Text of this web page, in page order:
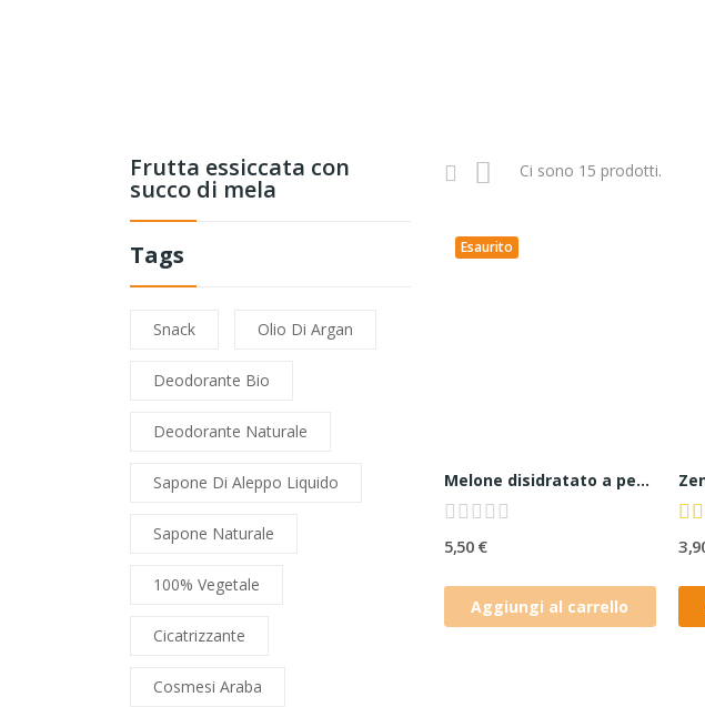
Frutta essiccata con
succo di mela
Tags
Snack Olio Di Argan
Deodorante Bio
Deodorante Naturale
Sapone Di Aleppo Liquido
Sapone Naturale
100% Vegetale
Cicatrizzante
Cosmesi Araba
Ci sono 15 prodotti.
Esaurito
Melone disidratato a pezzi senza zucchero
5,50 €
Aggiungi al carrello